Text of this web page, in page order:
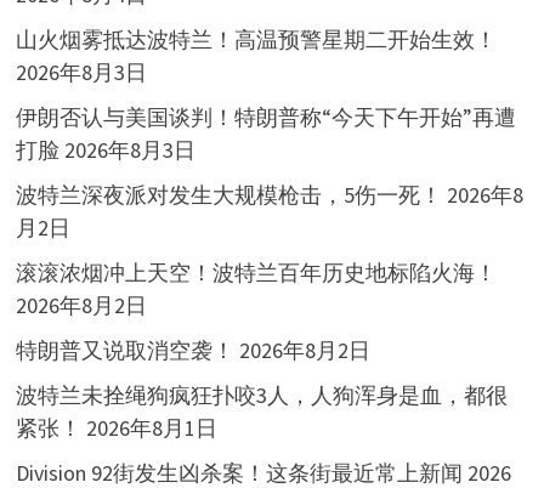
山火烟雾抵达波特兰！高温预警星期二开始生效！
2026年8月3日
伊朗否认与美国谈判！特朗普称“今天下午开始”再遭
打脸 2026年8月3日
波特兰深夜派对发生大规模枪击，5伤一死！ 2026年8
月2日
滚滚浓烟冲上天空！波特兰百年历史地标陷火海！
2026年8月2日
特朗普又说取消空袭！ 2026年8月2日
波特兰未拴绳狗疯狂扑咬3人，人狗浑身是血，都很
紧张！ 2026年8月1日
Division 92街发生凶杀案！这条街最近常上新闻 2026